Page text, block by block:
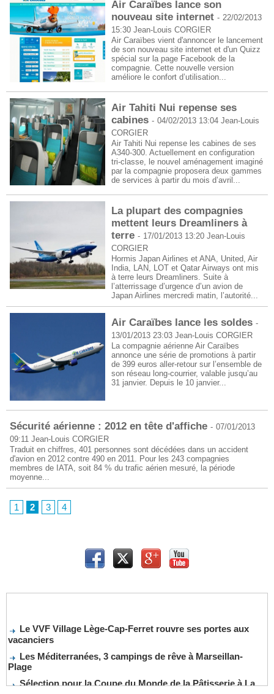
Air Caraïbes lance son
nouveau site internet - 22/02/2013
15:30Jean-Louis CORGIER
Air Caraïbes vient d'annoncer le lancement
de son nouveau site internet et d'un Quizz
spécial sur la page Facebook de la
compagnie. Cette nouvelle version
améliore le confort d’utilisation...
Air Tahiti Nui repense ses
cabines - 04/02/2013 13:04Jean-Louis
CORGIER
Air Tahiti Nui repense les cabines de ses
A340-300. Actuellement en configuration
tri-classe, le nouvel aménagement imaginé
par la compagnie proposera deux gammes
de services à partir du mois d’avril...
La plupart des compagnies
mettent leurs Dreamliners à
terre - 17/01/2013 13:20Jean-Louis
CORGIER
Hormis Japan Airlines et ANA, United, Air
India, LAN, LOT et Qatar Airways ont mis
à terre leurs Dreamliners. Suite à
l’atterrissage d’urgence d’un avion de
Japan Airlines mercredi matin, l’autorité...
Air Caraïbes lance les soldes -
13/01/2013 23:03Jean-Louis CORGIER
La compagnie aérienne Air Caraïbes
annonce une série de promotions à partir
de 399 euros aller-retour sur l’ensemble de
son réseau long-courrier, valable jusqu’au
31 janvier. Depuis le 10 janvier...
Sécurité aérienne : 2012 en tête d'affiche - 07/01/2013
09:11 Jean-Louis CORGIER
Traduit en chiffres, 401 personnes sont décédées dans un accident
d'avion en 2012 contre 490 en 2011. Pour les 243 compagnies
membres de IATA, soit 84 % du trafic aérien mesuré, la période
moyenne...
1 2 3 4
Le VVF Village Lège-Cap-Ferret rouvre ses portes aux
vacanciers
Les Méditerranées, 3 campings de rêve à Marseillan-
Plage
Sélection pour la Coupe du Monde de la Pâtisserie à La